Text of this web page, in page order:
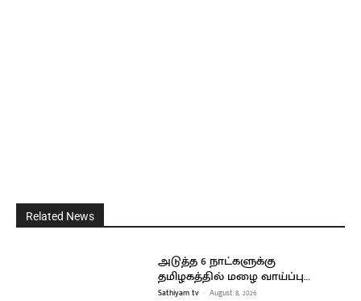
Related News
அடுத்த 6 நாட்களுக்கு
தமிழகத்தில் மழை வாய்ப்பு…
Sathiyam tv - August 8, 2026